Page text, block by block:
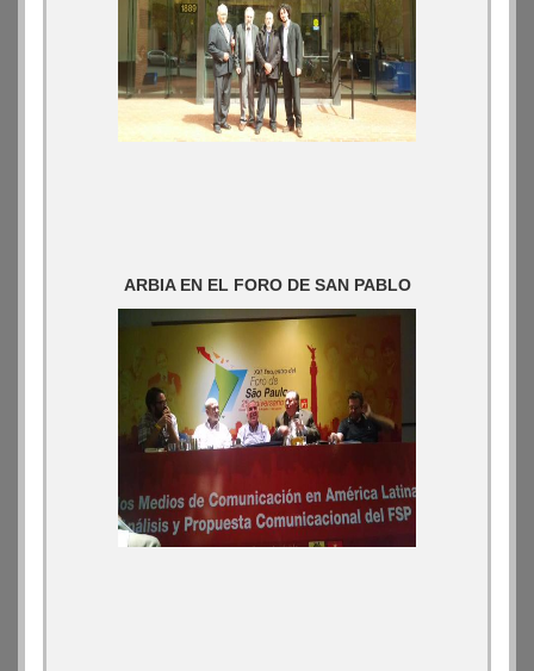
ARBIA EN EL FORO DE SAN PABLO